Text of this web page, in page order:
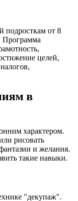
подросткам от 8
Программа
целей,
в
характером.
рисовать
и желания.
такие навыки.
"декупаж".